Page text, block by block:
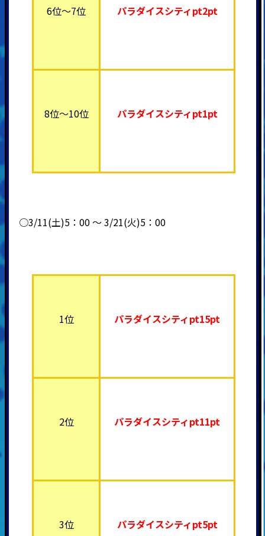
6位～7位 パラダイスシティpt2pt
8位～10位 パラダイスシティpt1pt
○3/11(土)5：00 ～ 3/21(火)5：00
1位 パラダイスシティpt15pt
2位 パラダイスシティpt11pt
3位 パラダイスシティpt5pt